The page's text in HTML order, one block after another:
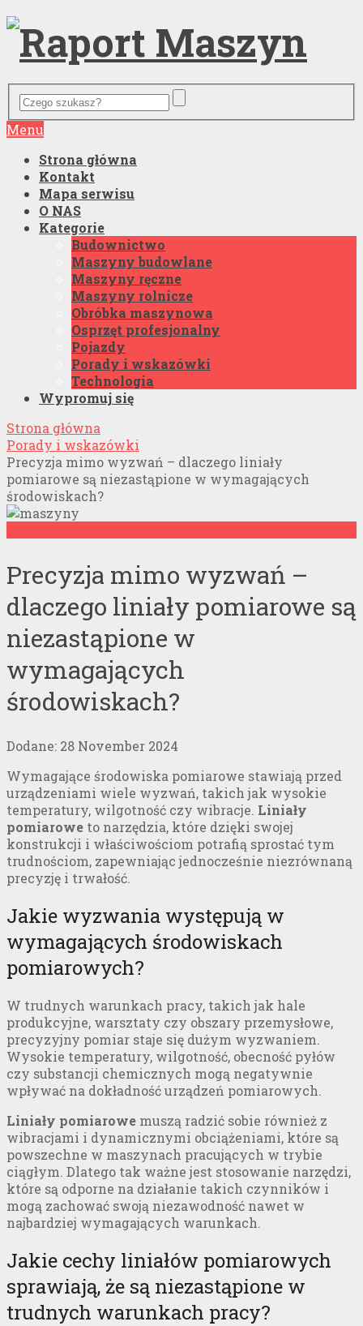
Menu
Strona główna
Kontakt
Mapa serwisu
O NAS
Kategorie
Budownictwo
Maszyny budowlane
Maszyny ręczne
Maszyny rolnicze
Obróbka maszynowa
Osprzęt profesjonalny
Pojazdy
Porady i wskazówki
Technologia
Wypromuj się
Strona główna
Porady i wskazówki
Precyzja mimo wyzwań – dlaczego liniały
pomiarowe są niezastąpione w wymagających
środowiskach?
Precyzja mimo wyzwań –
dlaczego liniały pomiarowe są
niezastąpione w
wymagających
środowiskach?
Dodane: 28 November 2024
Wymagające środowiska pomiarowe stawiają przed
urządzeniami wiele wyzwań, takich jak wysokie
temperatury, wilgotność czy wibracje. Liniały
pomiarowe to narzędzia, które dzięki swojej
konstrukcji i właściwościom potrafią sprostać tym
trudnościom, zapewniając jednocześnie niezrównaną
precyzję i trwałość.
Jakie wyzwania występują w
wymagających środowiskach
pomiarowych?
W trudnych warunkach pracy, takich jak hale
produkcyjne, warsztaty czy obszary przemysłowe,
precyzyjny pomiar staje się dużym wyzwaniem.
Wysokie temperatury, wilgotność, obecność pyłów
czy substancji chemicznych mogą negatywnie
wpływać na dokładność urządzeń pomiarowych.
Liniały pomiarowe muszą radzić sobie również z
wibracjami i dynamicznymi obciążeniami, które są
powszechne w maszynach pracujących w trybie
ciągłym. Dlatego tak ważne jest stosowanie narzędzi,
które są odporne na działanie takich czynników i
mogą zachować swoją niezawodność nawet w
najbardziej wymagających warunkach.
Jakie cechy liniałów pomiarowych
sprawiają, że są niezastąpione w
trudnych warunkach pracy?